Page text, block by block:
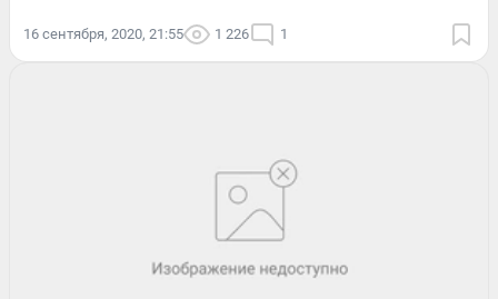
16 сентября, 2020, 21:55 1 226 1